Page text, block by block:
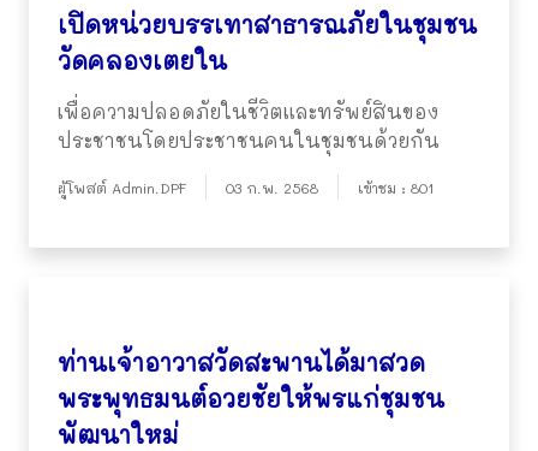
เปิดหน่วยบรรเทาสาธารณภัยในชุมชน
วัดคลองเตยใน
เพื่อความปลอดภัยในชีวิตและทรัพย์สินของ
ประชาชนโดยประชาชนคนในชุมชนด้วยกัน
ผู้โพสต์ Admin.DPF 03 ก.พ. 2568 เข้าชม : 801
ท่านเจ้าอาวาสวัดสะพานได้มาสวด
พระพุทธมนต์อวยชัยให้พรแก่ชุมชน
พัฒนาใหม่